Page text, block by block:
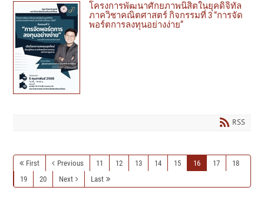
โครงการพัฒนาศักยภาพนิสิตในยุคดิจิทัล
ภาควิชาคณิตศาสตร์ กิจกรรมที่ 3 “การจัด
พอร์ตการลงทุนอย่างง่าย”
RSS
First Previous 11 12 13 14 15 16 17
18
19
20 Next Last